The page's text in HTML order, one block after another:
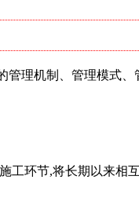
理机制、管理模式、
环节,将长期以来相